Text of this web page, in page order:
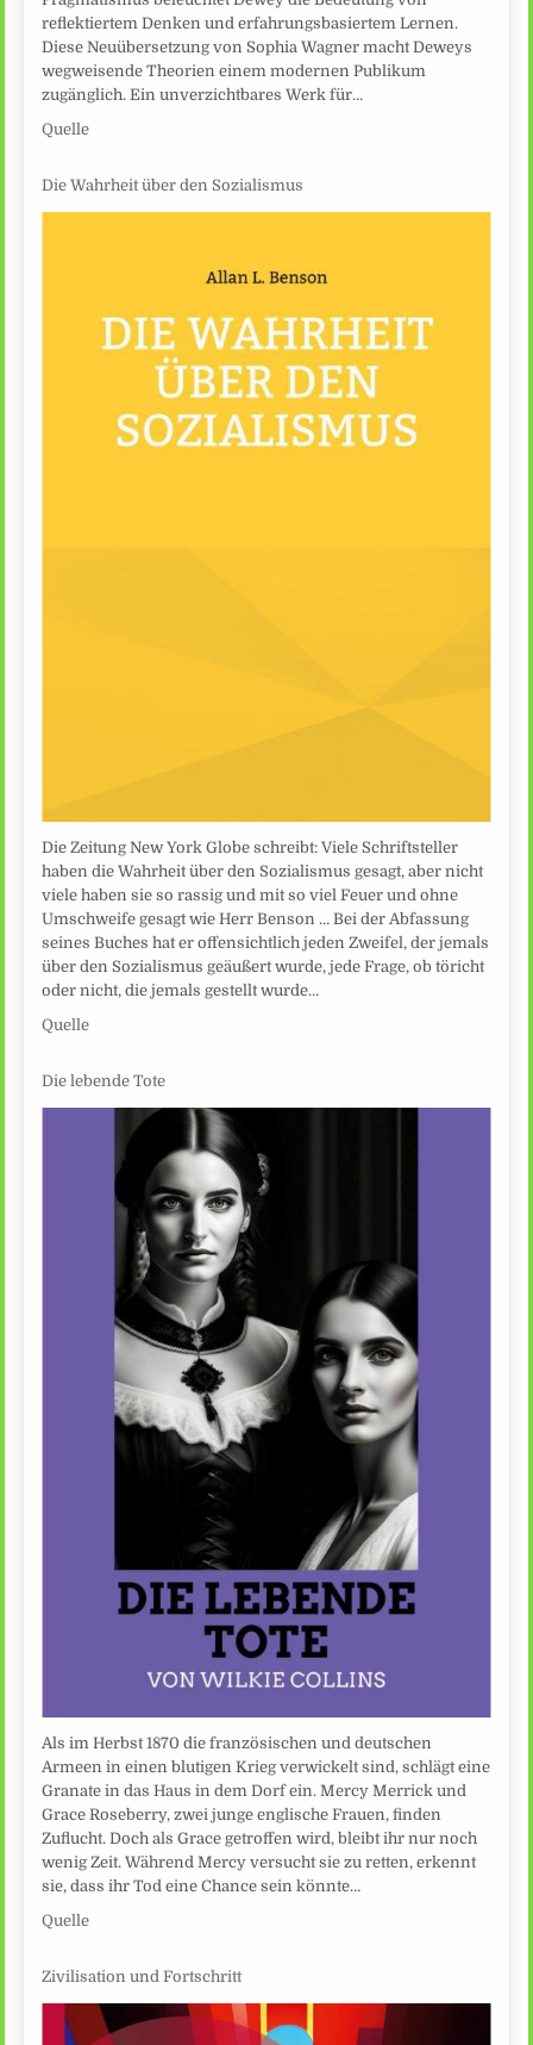
reflektiertem Denken und erfahrungsbasiertem Lernen.
Diese Neuübersetzung von Sophia Wagner macht Deweys
wegweisende Theorien einem modernen Publikum
zugänglich. Ein unverzichtbares Werk für…
Quelle
Die Wahrheit über den Sozialismus
Die Zeitung New York Globe schreibt: Viele Schriftsteller
haben die Wahrheit über den Sozialismus gesagt, aber nicht
viele haben sie so rassig und mit so viel Feuer und ohne
Umschweife gesagt wie Herr Benson … Bei der Abfassung
seines Buches hat er offensichtlich jeden Zweifel, der jemals
über den Sozialismus geäußert wurde, jede Frage, ob töricht
oder nicht, die jemals gestellt wurde…
Quelle
Die lebende Tote
Als im Herbst 1870 die französischen und deutschen
Armeen in einen blutigen Krieg verwickelt sind, schlägt eine
Granate in das Haus in dem Dorf ein. Mercy Merrick und
Grace Roseberry, zwei junge englische Frauen, finden
Zuflucht. Doch als Grace getroffen wird, bleibt ihr nur noch
wenig Zeit. Während Mercy versucht sie zu retten, erkennt
sie, dass ihr Tod eine Chance sein könnte…
Quelle
Zivilisation und Fortschritt